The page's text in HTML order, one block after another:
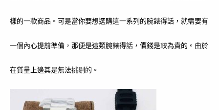
樣的一款商品。可是當你要想選購這一系列的腕錶得話，就需要有
一個內心提前準備，那便是這類腕錶得話，價錢是較為貴的。由於
在質量上邊其是無法挑剔的。